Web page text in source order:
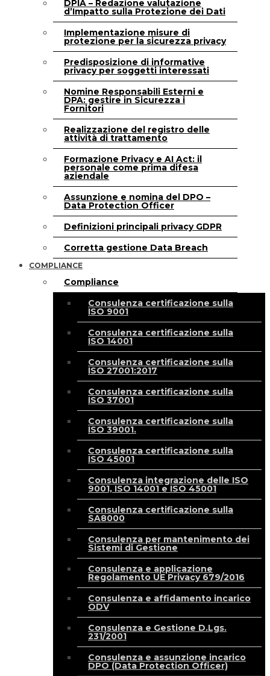
DPIA – Redazione valutazione
d’Impatto sulla Protezione dei Dati
Implementazione misure di
protezione per la sicurezza privacy
Predisposizione di informative
privacy per soggetti interessati
Nomine Responsabili Esterni e
DPA: gestire in Sicurezza i
Fornitori
Realizzazione del registro delle
attività di trattamento
Formazione Privacy e AI Act: il
personale come prima difesa
aziendale
Assunzione e nomina del DPO –
Data Protection Officer
Definizioni principali privacy GDPR
Corretta gestione Data Breach
COMPLIANCE
Compliance
Consulenza certificazione sulla
ISO 9001
Consulenza certificazione sulla
ISO 14001
Consulenza certificazione sulla
ISO 27001:2017
Consulenza certificazione sulla
ISO 37001
Consulenza certificazione sulla
ISO 39001.
Consulenza certificazione sulla
ISO 45001
Consulenza integrazione delle ISO
9001, ISO 14001 e ISO 45001
Consulenza certificazione sulla
SA8000
Consulenza per mantenimento dei
Sistemi di Gestione
Consulenza e applicazione
Regolamento UE Privacy 679/2016
Consulenza e affidamento incarico
ODV
Consulenza e Gestione D.Lgs.
231/2001
Consulenza e assunzione incarico
DPO (Data Protection Officer)